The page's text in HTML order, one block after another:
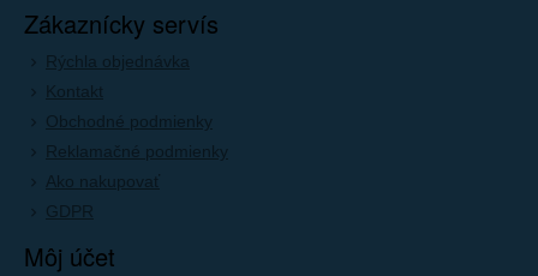
Zákaznícky servís
Rýchla objednávka
Kontakt
Obchodné podmienky
Reklamačné podmienky
Ako nakupovať
GDPR
Môj účet